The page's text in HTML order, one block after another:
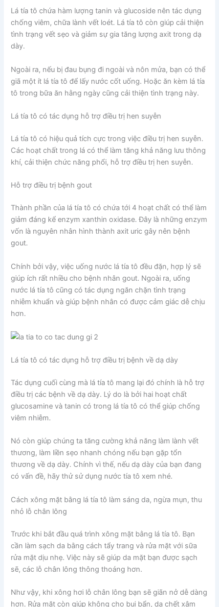
Lá tía tô chứa hàm lượng tanin và glucoside nên tác dụng
chống viêm, chữa lành vết loét. Lá tía tô còn giúp cải thiện
tình trạng vết sẹo và giảm sự gia tăng lượng axit trong dạ
dày.
Ngoài ra, nếu bị đau bụng đi ngoài và nôn mửa, bạn có thể
giã một ít lá tía tô để lấy nước cốt uống. Hoặc ăn kèm lá tía
tô trong bữa ăn hằng ngày cũng cải thiện tình trạng này.
Lá tía tô có tác dụng hỗ trợ điều trị hen suyễn
Lá tía tô có hiệu quả tích cực trong việc điều trị hen suyễn.
Các hoạt chất trong lá có thể làm tăng khả năng lưu thông
khí, cải thiện chức năng phổi, hỗ trợ điều trị hen suyễn.
Hỗ trợ điều trị bệnh gout
Thành phần của lá tía tô có chứa tới 4 hoạt chất có thể làm
giảm đáng kể enzym xanthin oxidase. Đây là những enzym
vốn là nguyên nhân hình thành axit uric gây nên bệnh
gout.
Chính bởi vậy, việc uống nước lá tía tô đều đặn, hợp lý sẽ
giúp ích rất nhiều cho bệnh nhân gout. Ngoài ra, uống
nước lá tía tô cũng có tác dụng ngăn chặn tình trạng
nhiễm khuẩn và giúp bệnh nhân có được cảm giác dễ chịu
hơn.
Lá tía tô có tác dụng hỗ trợ điều trị bệnh về dạ dày
Tác dụng cuối cùng mà lá tía tô mang lại đó chính là hỗ trợ
điều trị các bệnh về dạ dày. Lý do là bởi hai hoạt chất
glucosamine và tanin có trong lá tía tô có thể giúp chống
viêm nhiễm.
Nó còn giúp chúng ta tăng cường khả năng làm lành vết
thương, làm liền sẹo nhanh chóng nếu bạn gặp tổn
thương về dạ dày. Chính vì thế, nếu dạ dày của bạn đang
có vấn đề, hãy thử sử dụng nước tía tô xem nhé.
Cách xông mặt bằng lá tía tô làm sáng da, ngừa mụn, thu
nhỏ lỗ chân lông
Trước khi bắt đầu quá trình xông mặt bằng lá tía tô. Bạn
cần làm sạch da bằng cách tẩy trang và rửa mặt với sữa
rửa mặt dịu nhẹ. Việc này sẽ giúp da mặt bạn được sạch
sẽ, các lỗ chân lông thông thoáng hơn.
Như vậy, khi xông hơi lỗ chân lông bạn sẽ giãn nở dễ dàng
hơn. Rửa mặt còn giúp không cho bụi bẩn, da chết xâm